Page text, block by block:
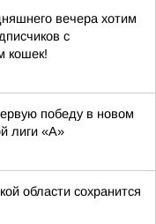
вечера хотим
с
кошек!
победу в новом
лиги «А»
области сохранится